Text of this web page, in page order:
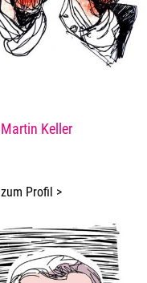
Martin Keller
zum Profil >